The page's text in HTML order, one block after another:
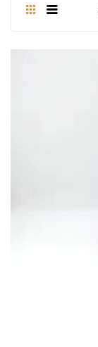
VIDEOS